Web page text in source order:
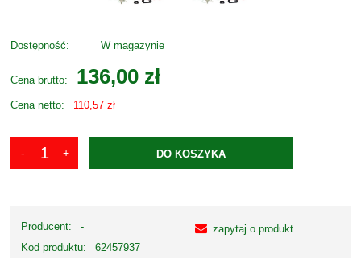
Dostępność: W magazynie
Cena brutto: 136,00 zł
Cena netto: 110,57 zł
DO KOSZYKA
Producent:
-
Kod produktu:
62457937
zapytaj o produkt